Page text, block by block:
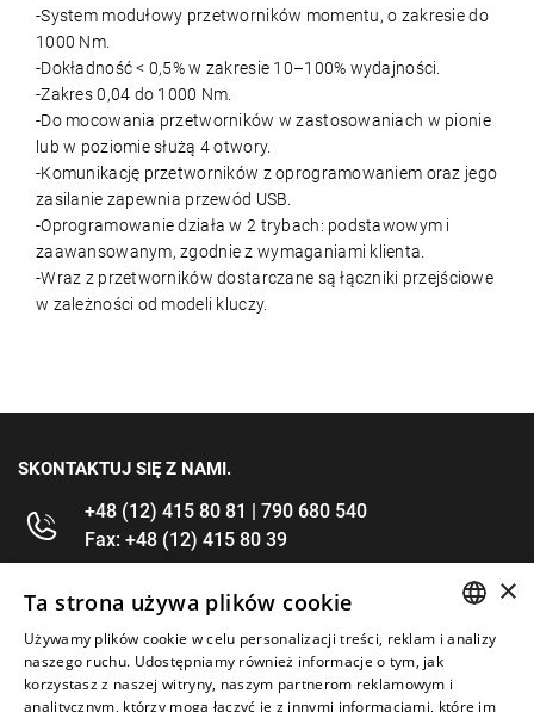
-System modułowy przetworników momentu, o zakresie do
1000 Nm.
-Dokładność < 0,5% w zakresie 10–100% wydajności.
-Zakres 0,04 do 1000 Nm.
-Do mocowania przetworników w zastosowaniach w pionie
lub w poziomie służą 4 otwory.
-Komunikację przetworników z oprogramowaniem oraz jego
zasilanie zapewnia przewód USB.
-Oprogramowanie działa w 2 trybach: podstawowym i
zaawansowanym, zgodnie z wymaganiami klienta.
-Wraz z przetworników dostarczane są łączniki przejściowe
w zależności od modeli kluczy.
SKONTAKTUJ SIĘ Z NAMI.
+48 (12) 415 80 81 | 790 680 540
Fax: +48 (12) 415 80 39
kontakt@im-narzedzia.pl
INFORMACJE
ENGLISH
×
Ta strona używa plików cookie
Używamy plików cookie w celu personalizacji treści, reklam i analizy
naszego ruchu. Udostępniamy również informacje o tym, jak
korzystasz z naszej witryny, naszym partnerom reklamowym i
analitycznym, którzy mogą łączyć je z innymi informacjami, które im